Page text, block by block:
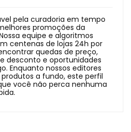
pela curadoria em tempo
promoções da
equipe e algoritmos
centenas de lojas 24h por
quedas de preço,
desconto e oportunidades
Enquanto nossos editores
a fundo, este perfil
você não perca nenhuma